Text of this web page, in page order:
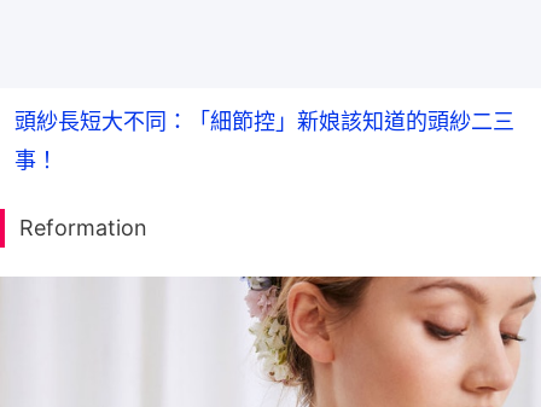
頭紗長短大不同：「細節控」新娘該知道的頭紗二三
事！
Reformation